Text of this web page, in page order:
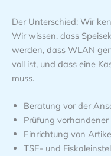
Der Unterschied: Wir
Wir wissen, dass
werden, dass WLAN
voll ist, und dass eine
muss.
Beratung vor der
Prüfung
Einrichtung von
TSE- und